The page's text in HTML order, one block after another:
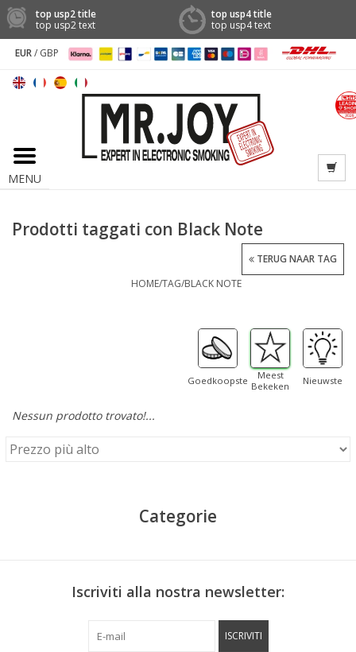
top usp2 title
top usp2 text
top usp4 title
top usp4 text
EUR/ GBP
MENU
Prodotti taggati con Black Note
HOME/TAG/BLACK NOTE
TERUG NAAR TAG
Goedkoopste
Meest
Bekeken
Nieuwste
Nessun prodotto trovato!...
Categorie
Iscriviti alla nostra newsletter:
ISCRIVITI